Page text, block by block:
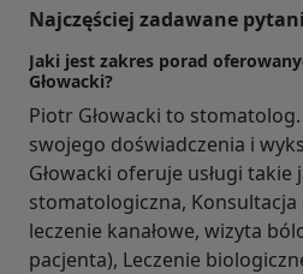
Najczęściej zadawane
Jaki jest zakres porad
Głowacki?
Piotr Głowacki to
swojego doświadczenia i
Głowacki oferuje usługi takie
stomatologiczna,
leczenie kanałowe, wizyta
pacjenta), Leczenie